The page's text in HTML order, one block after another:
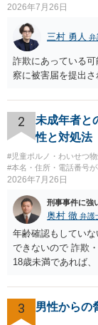
2026年7月26日
三村 勇人 弁
詐欺にあっている
察に被害届を提出さ
2
未成年者と
性と対処法
#児童ポルノ・わいせつ
#本名・住所・電話番号
2026年7月26日
刑事事件に強
奥村 徹 弁護
年齢確認もしてい
できないので 詐欺
18歳未満であれば
画の尺は10分ほど
して、要求された
した。 そこから、
3 男性からの